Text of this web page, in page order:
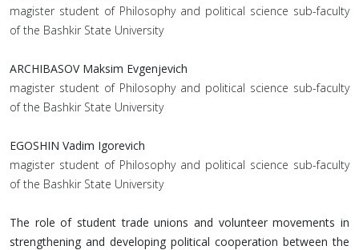
magister student of Philosophy and political science sub-faculty
of the Bashkir State University
ARСHIBASOV Maksim Evgenjevich
magister student of Philosophy and political science sub-faculty
of the Bashkir State University
EGOSHIN Vadim Igorevich
magister student of Philosophy and political science sub-faculty
of the Bashkir State University
The role of student trade unions and volunteer movements in
strengthening and developing political cooperation between the